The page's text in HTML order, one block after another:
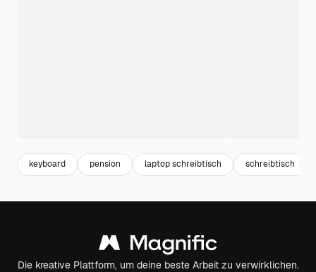
keyboard pension laptop schreibtisch schreibtisch
Die kreative Plattform, um deine beste Arbeit zu verwirklichen.